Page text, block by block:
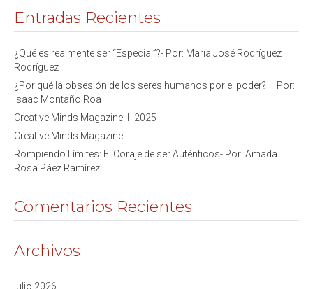
Entradas Recientes
¿Qué es realmente ser “Especial”?- Por: María José Rodríguez
Rodríguez
¿Por qué la obsesión de los seres humanos por el poder? – Por:
Isaac Montaño Roa
Creative Minds Magazine II- 2025
Creative Minds Magazine
Rompiendo Límites: El Coraje de ser Auténticos- Por: Amada
Rosa Páez Ramírez
Comentarios Recientes
Archivos
julio 2026